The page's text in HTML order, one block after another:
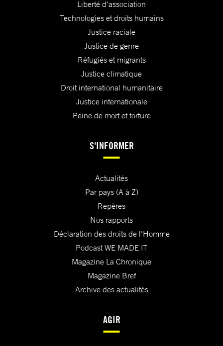
Liberté d'association
Technologies et droits humains
Justice raciale
Justice de genre
Réfugiés et migrants
Justice climatique
Droit international humanitaire
Justice internationale
Peine de mort et torture
S'INFORMER
Actualités
Par pays (A à Z)
Repères
Nos rapports
Déclaration des droits de l'Homme
Podcast WE MADE IT
Magazine La Chronique
Magazine Bref
Archive des actualités
AGIR